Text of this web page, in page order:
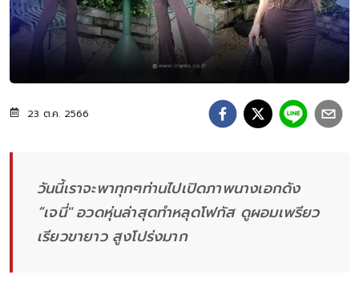
23 ต.ค. 2566
วันนี้เราจะพาทุกๆท่านไปเปิดภาพนางเอกดัง
“เจนี่" อวดหุ่นล่าสุดทำหลุดโฟกัส ดูผอมเพรียว
เรียวขายาว สูงโปร่งมาก